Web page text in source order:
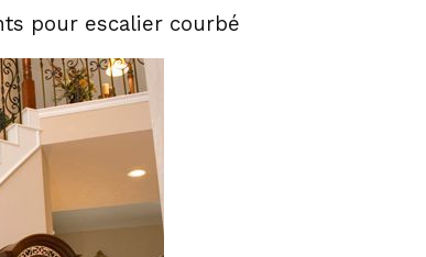
pour escalier courbé